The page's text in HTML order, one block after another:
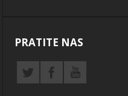
PRATITE NAS